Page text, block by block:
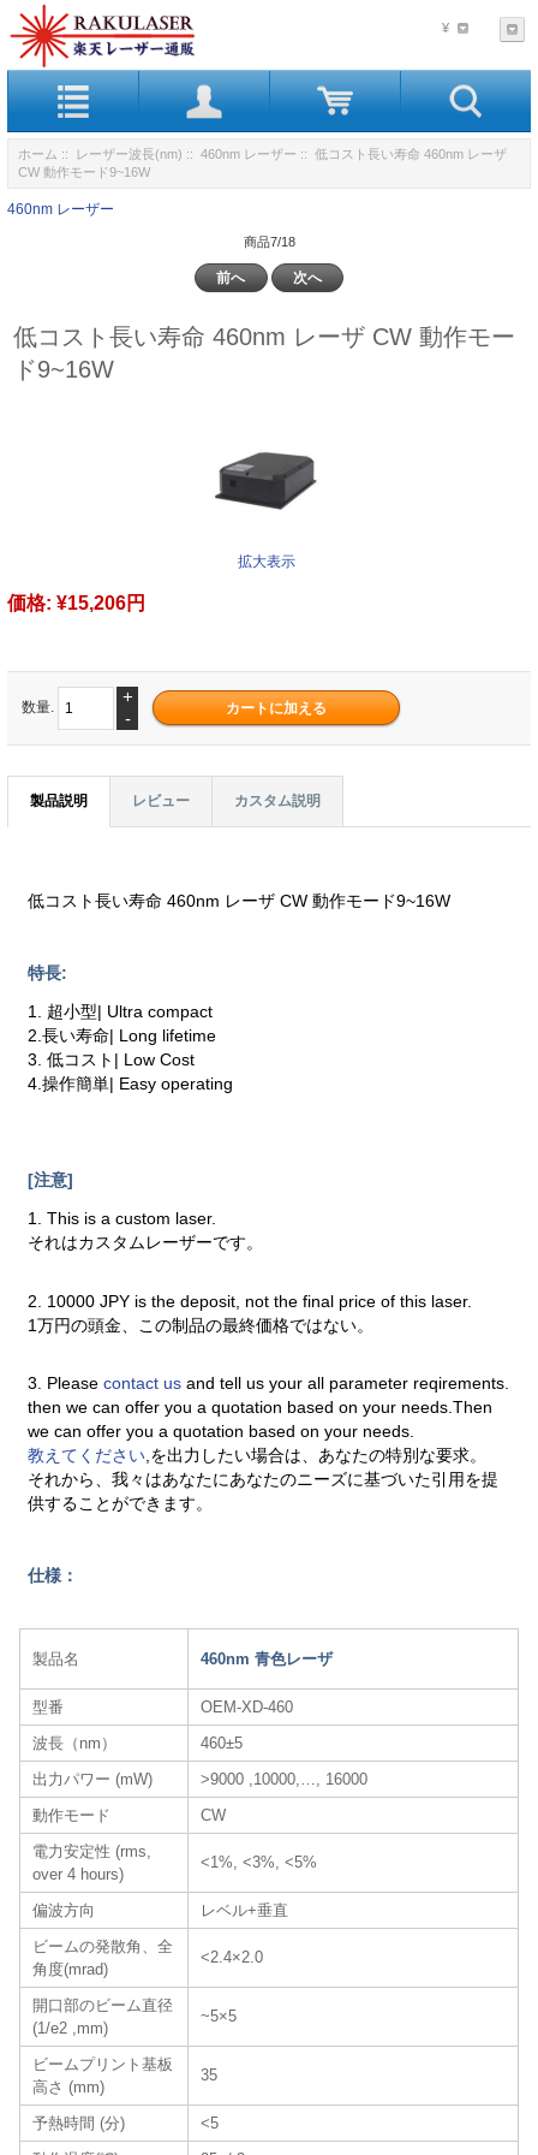
¥
ホーム :: レーザー波長(nm) :: 460nm レーザー :: 低コスト長い寿命 460nm レーザ
CW 動作モード9~16W
460nm レーザー
商品7/18
前へ 次へ
低コスト長い寿命 460nm レーザ CW 動作モー
ド9~16W
拡大表示
価格: ¥15,206円
数量.
+
-
製品説明 レビュー カスタム説明
低コスト長い寿命 460nm レーザ CW 動作モード9~16W
特長:
1. 超小型| Ultra compact
2.長い寿命| Long lifetime
3. 低コスト| Low Cost
4.操作簡単| Easy operating
[注意]
1. This is a custom laser.
それはカスタムレーザーです。
2. 10000 JPY is the deposit, not the final price of this laser.
1万円の頭金、この制品の最終価格ではない。
3. Pleasecontact usand tell us your all parameter reqirements.
then we can offer you a quotation based on your needs.Then
we can offer you a quotation based on your needs.
教えてください,を出力したい場合は、あなたの特別な要求。
それから、我々はあなたにあなたのニーズに基づいた引用を提
供することができます。
仕様：
製品名 460nm 青色レーザ​
型番
OEM-XD-460
波長（nm）
460±5
出力パワー (mW)
>9000 ,10000,…, 16000
動作モード
CW
電力安定性 (rms,
over 4 hours)
<1%, <3%, <5%
偏波方向
レベル+垂直
ビームの発散角、全
角度(mrad)
<2.4×2.0
開口部のビーム直径
(1/e2 ,mm)
~5×5
ビームプリント基板
高さ (mm)
35
予熱時間 (分)
<5